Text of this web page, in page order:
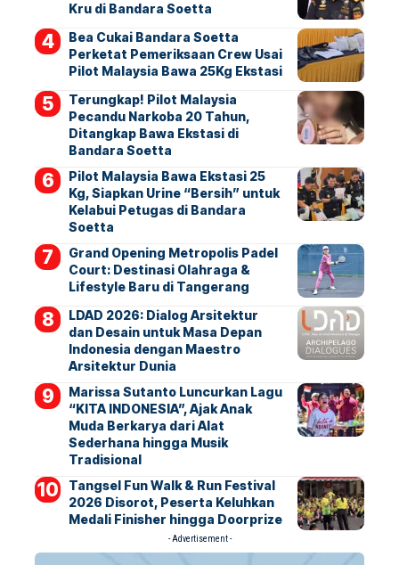
Kru di Bandara Soetta
Bea Cukai Bandara Soetta
Perketat Pemeriksaan Crew Usai
Pilot Malaysia Bawa 25Kg Ekstasi
Terungkap! Pilot Malaysia
Pecandu Narkoba 20 Tahun,
Ditangkap Bawa Ekstasi di
Bandara Soetta
Pilot Malaysia Bawa Ekstasi 25
Kg, Siapkan Urine “Bersih” untuk
Kelabui Petugas di Bandara
Soetta
Grand Opening Metropolis Padel
Court: Destinasi Olahraga &
Lifestyle Baru di Tangerang
LDAD 2026: Dialog Arsitektur
dan Desain untuk Masa Depan
Indonesia dengan Maestro
Arsitektur Dunia
Marissa Sutanto Luncurkan Lagu
“KITA INDONESIA”, Ajak Anak
Muda Berkarya dari Alat
Sederhana hingga Musik
Tradisional
Tangsel Fun Walk & Run Festival
2026 Disorot, Peserta Keluhkan
Medali Finisher hingga Doorprize
- Advertisement -